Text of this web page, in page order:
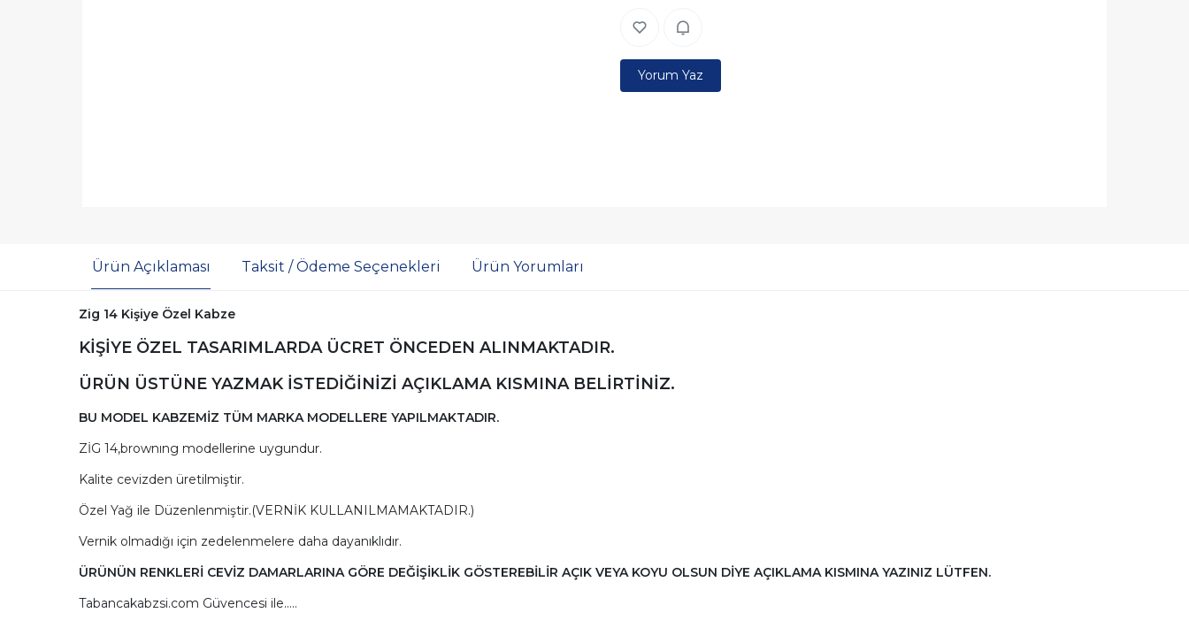
Yorum Yaz
Ürün Açıklaması Taksit / Ödeme Seçenekleri Ürün Yorumları
Zig 14 Kişiye Özel Kabze
KİŞİYE ÖZEL TASARIMLARDA ÜCRET ÖNCEDEN ALINMAKTADIR.
ÜRÜN ÜSTÜNE YAZMAK İSTEDİĞİNİZİ AÇIKLAMA KISMINA BELİRTİNİZ.
BU MODEL KABZEMİZ TÜM MARKA MODELLERE YAPILMAKTADIR.
ZİG 14,brownıng modellerine uygundur.
Kalite cevizden üretilmiştir.
Özel Yağ ile Düzenlenmiştir.(VERNİK KULLANILMAMAKTADIR.)
Vernik olmadığı için zedelenmelere daha dayanıklıdır.
ÜRÜNÜN RENKLERİ CEVİZ DAMARLARINA GÖRE DEĞİŞİKLİK GÖSTEREBİLİR AÇIK VEYA KOYU OLSUN DİYE AÇIKLAMA KISMINA YAZINIZ LÜTFEN.
Tabancakabzsi.com Güvencesi ile.....